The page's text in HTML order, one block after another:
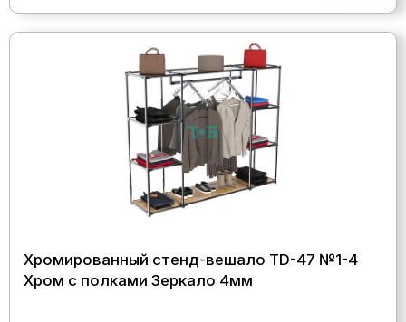
Хромированный стенд-вешало TD-47 №1-4
Хром с полками Зеркало 4мм